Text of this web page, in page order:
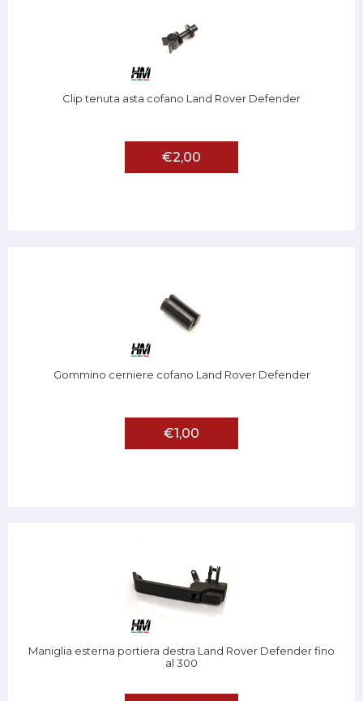
Clip tenuta asta cofano Land Rover Defender
€2,00
Gommino cerniere cofano Land Rover Defender
€1,00
Maniglia esterna portiera destra Land Rover Defender fino
al 300